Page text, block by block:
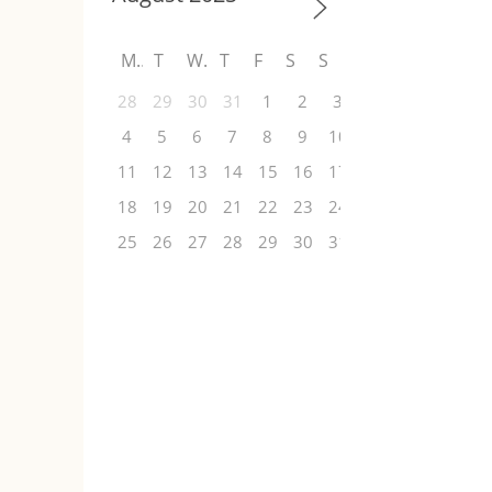
M T W T F S S
28 29 30 31 1 2
3
4
5 6 7 8 9
10
11
12 13 14 15 16
17
18
19 20 21 22 23
24
25
26 27 28 29 30 31